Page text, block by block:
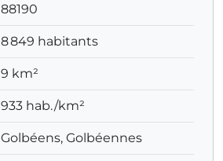
88190
8 849 habitants
9 km²
933 hab./km²
Golbéens, Golbéennes